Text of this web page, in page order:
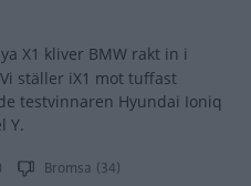
X1 kliver BMW rakt in i
ställer iX1 mot tuffast
testvinnaren Hyundai Ioniq
Y.
Bromsa (34)